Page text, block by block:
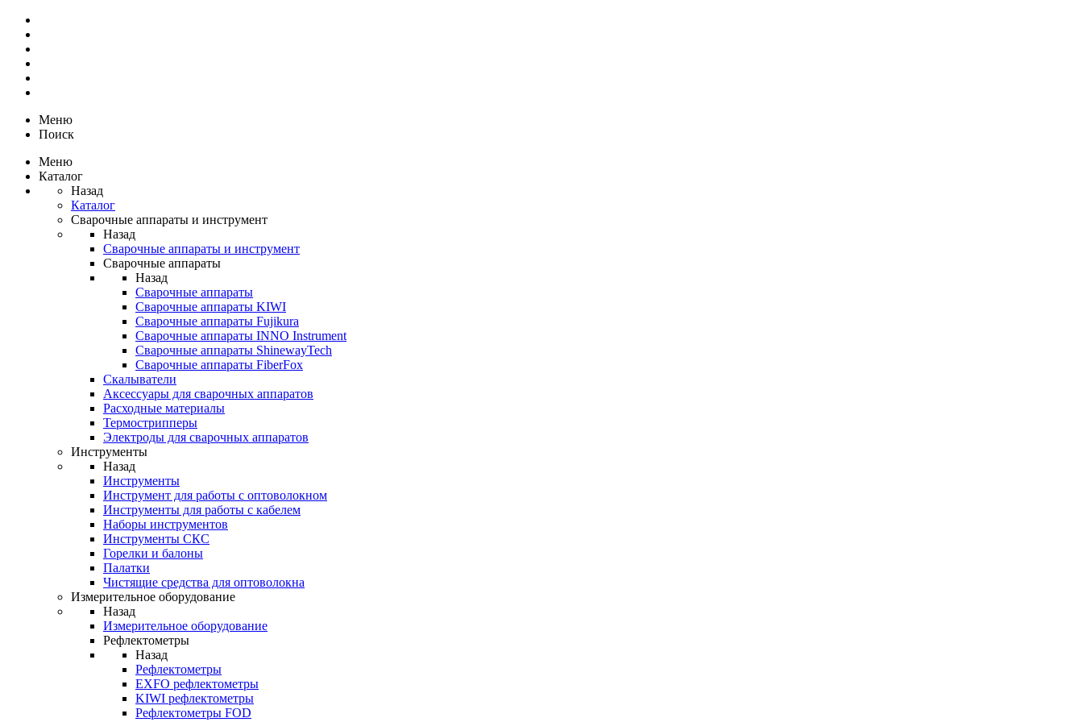
Меню
Поиск
Меню
Каталог
Назад
Каталог
Сварочные аппараты и инструмент
Назад
Сварочные аппараты и инструмент
Сварочные аппараты
Назад
Сварочные аппараты
Сварочные аппараты KIWI
Сварочные аппараты Fujikura
Сварочные аппараты INNO Instrument
Сварочные аппараты ShinewayTech
Cварочные аппараты FiberFox
Скалыватели
Аксессуары для сварочных аппаратов
Расходные материалы
Термострипперы
Электроды для сварочных аппаратов
Инструменты
Назад
Инструменты
Инструмент для работы с оптоволокном
Инструменты для работы с кабелем
Наборы инструментов
Инструменты СКС
Горелки и балоны
Палатки
Чистящие средства для оптоволокна
Измерительное оборудование
Назад
Измерительное оборудование
Рефлектометры
Назад
Рефлектометры
EXFO рефлектометры
KIWI рефлектометры
Рефлектометры FOD